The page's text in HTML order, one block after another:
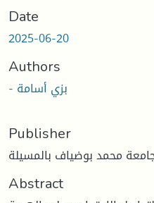
Date
2025-06-20
Authors
- بزي أسامة
Publisher
محمد بوضياف بالمسيلة
Abstract